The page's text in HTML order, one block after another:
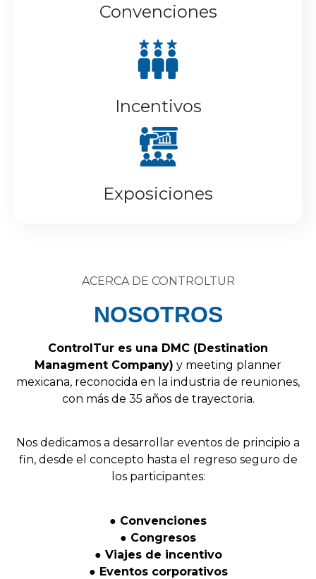
Convenciones
Incentivos
Exposiciones
ACERCA DE CONTROLTUR
NOSOTROS
ControlTur es una DMC (Destination
Managment Company) y meeting planner
mexicana, reconocida en la industria de reuniones,
con más de 35 años de trayectoria.
Nos dedicamos a desarrollar eventos de principio a
fin, desde el concepto hasta el regreso seguro de
los participantes:
● Convenciones
● Congresos
● Viajes de incentivo
● Eventos corporativos